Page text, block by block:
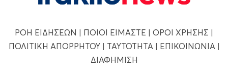
ΡΟΗ ΕΙΔΗΣΕΩΝ | ΠΟΙΟΙ ΕΙΜΑΣΤΕ | ΟΡΟΙ ΧΡΗΣΗΣ |
ΠΟΛΙΤΙΚΗ ΑΠΟΡΡΗΤΟΥ| ΤΑΥΤΟΤΗΤΑ | ΕΠΙΚΟΙΝΩΝΙΑ |
ΔΙΑΦΗΜΙΣΗ